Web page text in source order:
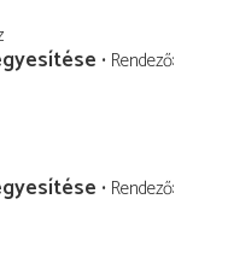
Rendező
Rendező